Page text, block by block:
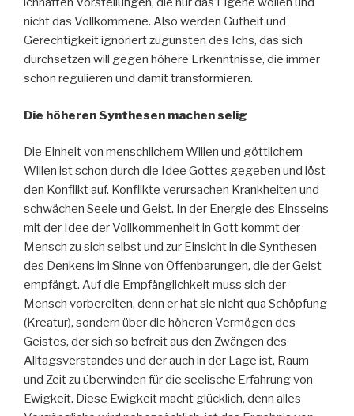
nicht das Vollkommene. Also werden Gutheit und
Gerechtigkeit ignoriert zugunsten des Ichs, das sich
durchsetzen will gegen höhere Erkenntnisse, die immer
schon regulieren und damit transformieren.
Die höheren Synthesen machen selig
Die Einheit von menschlichem Willen und göttlichem
Willen ist schon durch die Idee Gottes gegeben und löst
den Konflikt auf. Konflikte verursachen Krankheiten und
schwächen Seele und Geist. In der Energie des Einsseins
mit der Idee der Vollkommenheit in Gott kommt der
Mensch zu sich selbst und zur Einsicht in die Synthesen
des Denkens im Sinne von Offenbarungen, die der Geist
empfängt. Auf die Empfänglichkeit muss sich der
Mensch vorbereiten, denn er hat sie nicht qua Schöpfung
(Kreatur), sondern über die höheren Vermögen des
Geistes, der sich so befreit aus den Zwängen des
Alltagsverstandes und der auch in der Lage ist, Raum
und Zeit zu überwinden für die seelische Erfahrung von
Ewigkeit. Diese Ewigkeit macht glücklich, denn alles